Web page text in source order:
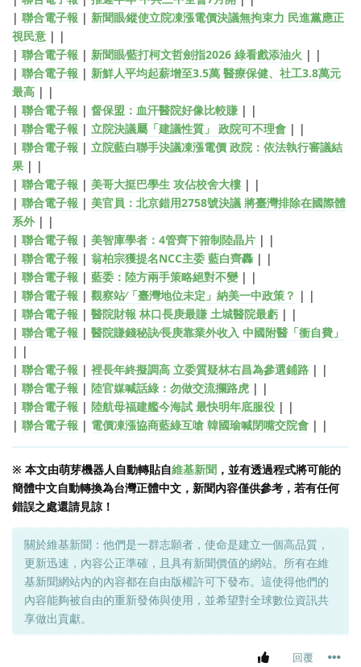
| 聯合電子報 | 新聞眼∕縱使立院凍漲電價決議無拘束力 民進黨應正
視民意 | |
| 聯合電子報 | 新聞眼∕藍打柯文哲劍指2026 綠看戲添油火 | |
| 聯合電子報 | 新鮮人平均起薪增至3.5萬 醫療保健、社工3.8萬元
最高 | |
| 聯合電子報 | 督保盟：血汗醫院好像比較賺 | |
| 聯合電子報 | 立院決議屬「建議性質」 政院可不理會 | |
| 聯合電子報 | 立院藍白聯手決議凍漲電價 政院：依法執行審議結
果 | |
| 聯合電子報 | 美哥大挺巴學生 攻佔校舍大樓 | |
| 聯合電子報 | 美官員：北京錯用2758號決議 將臺灣排除在國際體
系外| |
| 聯合電子報 | 美智庫學者：4管齊下箝制陸晶片 | |
| 聯合電子報 | 翁柏宗獲提名NCC主委 藍白齊轟 | |
| 聯合電子報 | 藍委：陸方兩手策略絕對不變| |
| 聯合電子報 | 觀察站∕「臺灣地位未定」納美一中政策？ | |
| 聯合電子報 | 醫院財報 林口長庚最賺 土城醫院最虧 | |
| 聯合電子報 | 醫院賺錢秘訣∕長庚靠業外收入 中國附醫「衝自費」
| |
| 聯合電子報 | 裡長年終擬調高 立委質疑林右昌為參選鋪路 | |
| 聯合電子報 | 陸官媒喊話綠：勿做交流攔路虎 | |
| 聯合電子報 | 陸航母福建艦今海試 最快明年底服役 | |
| 聯合電子報 | 電價凍漲協商藍綠互嗆 韓國瑜喊閉嘴交院會 | |
※ 本文由萌芽機器人自動轉貼自維基新聞 ，並有透過程式將可能的
簡體中文自動轉換為台灣正體中文，新聞內容僅供參考，若有任何
錯誤之處還請見諒！
關於維基新聞：他們是一群志願者，使命是建立一個高品質，
更新迅速，內容公正準確，且具有新聞價值的網站。所有在維
基新聞網站內的內容都在自由版權許可下發布。這使得他們的
內容能夠被自由的重新發佈與使用，並希望對全球數位資訊共
享做出貢獻。
回覆